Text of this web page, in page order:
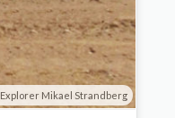
Explorer Mikael Strandberg